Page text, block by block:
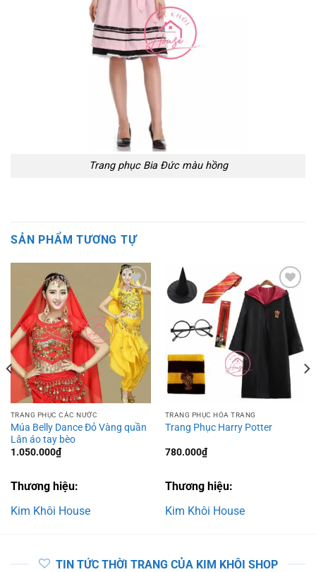
Trang phục Bia Đức màu hồng
SẢN PHẨM TƯƠNG TỰ
Add to
wishlist
TRANG PHỤC CÁC NƯỚC
Múa Belly Dance Đỏ Vàng quần
Lân áo tay bèo
1.050.000₫
Thương hiệu:
Kim Khôi House
Add to
wishlist
TRANG PHỤC HÓA TRANG
Trang Phục Harry Potter
780.000₫
Thương hiệu:
Kim Khôi House
TIN TỨC THỜI TRANG CỦA KIM KHÔI SHOP